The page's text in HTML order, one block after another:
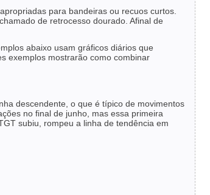
para bandeiras ou recuos curtos.
de retrocesso dourado. Afinal de
abaixo usam gráficos diários que
exemplos mostrarão como combinar
descendente, o que é típico de movimentos
no final de junho, mas essa primeira
subiu, rompeu a linha de tendência em